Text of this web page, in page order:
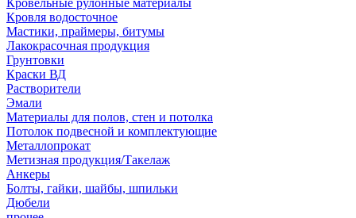
Кровельные рулонные материалы
Кровля водосточное
Мастики, праймеры, битумы
Лакокрасочная продукция
Грунтовки
Краски ВД
Растворители
Эмали
Материалы для полов, стен и потолка
Потолок подвесной и комплектующие
Металлопрокат
Метизная продукция/Такелаж
Анкеры
Болты, гайки, шайбы, шпильки
Дюбели